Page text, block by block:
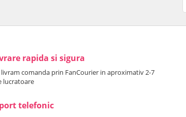
rapida si sigura
livram comanda prin FanCourier in aproximativ 2-7
lucratoare
telefonic